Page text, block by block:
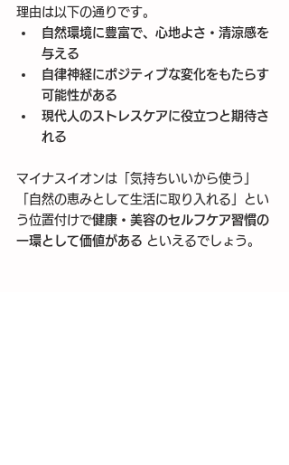
理由は以下の通りです。
自然環境に豊富で、心地よさ・清涼感を
与える
自律神経にポジティブな変化をもたらす
可能性がある
現代人のストレスケアに役立つと期待さ
れる
マイナスイオンは「気持ちいいから使う」
「自然の恵みとして生活に取り入れる」とい
う位置付けで健康・美容のセルフケア習慣の
一環として価値がある といえるでしょう。